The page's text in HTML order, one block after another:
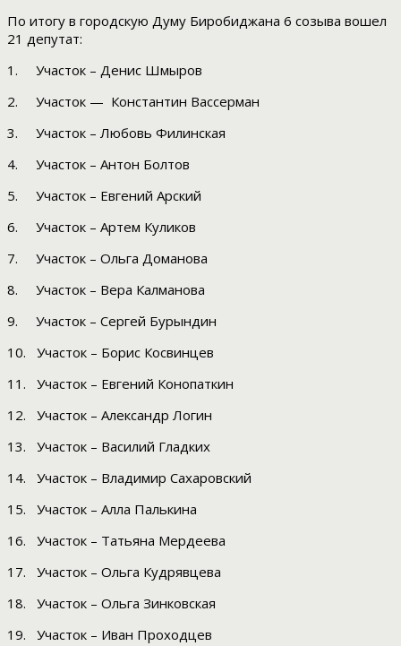
По итогу в городскую Думу Биробиджана 6 созыва вошел
21 депутат:
1. Участок – Денис Шмыров
2. Участок — Константин Вассерман
3. Участок – Любовь Филинская
4. Участок – Антон Болтов
5. Участок – Евгений Арский
6. Участок – Артем Куликов
7. Участок – Ольга Доманова
8. Участок – Вера Калманова
9. Участок – Сергей Бурындин
10. Участок – Борис Косвинцев
11. Участок – Евгений Конопаткин
12. Участок – Александр Логин
13. Участок – Василий Гладких
14. Участок – Владимир Сахаровский
15. Участок – Алла Палькина
16. Участок – Татьяна Мердеева
17. Участок – Ольга Кудрявцева
18. Участок – Ольга Зинковская
19. Участок – Иван Проходцев